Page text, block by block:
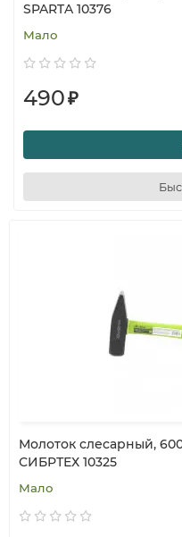
SPARTA 10376
Мало
490₽
Молоток слесарный,
СИБРТЕХ 10325
Мало